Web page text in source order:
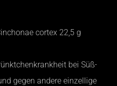
cortex 22,5 g
bei Süß-
gegen andere einzellige